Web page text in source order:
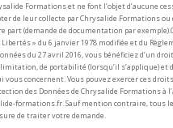
Formations et ne font l’objet d’aucune
de leur collecte par Chrysalide Formations
part (demande de documentation par exemple).
» du 6 janvier 1978 modifiée et du
du 27 avril 2016, vous bénéficiez d’un
de portabilité (lorsqu’il s’applique) et
concernent. Vous pouvez exercer ces
des Données de Chrysalide Formations à
formations.fr.Sauf mention contraire, tous
de traiter votre demande.